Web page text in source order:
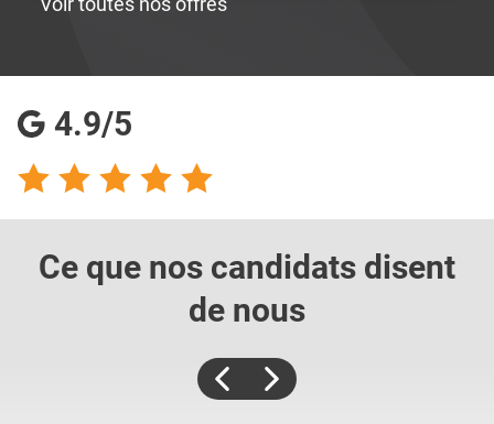
4.9/5
Ce que nos candidats disent
de nous